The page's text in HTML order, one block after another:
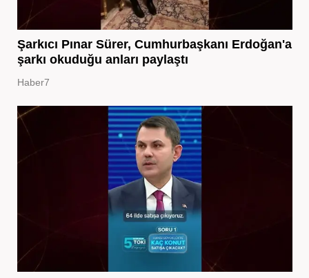
Şarkıcı Pınar Sürer, Cumhurbaşkanı Erdoğan'a
şarkı okuduğu anları paylaştı
Haber7